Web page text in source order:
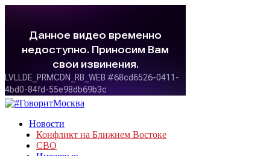
Новости
Конфликт на Ближнем Востоке
СВО